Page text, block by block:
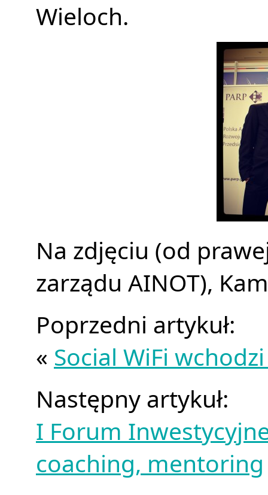
Wieloch.
Na zdjęciu (od
zarządu AINOT),
Poprzedni artykuł:
« Social WiFi
Następny artykuł:
I Forum
coaching, mentoring